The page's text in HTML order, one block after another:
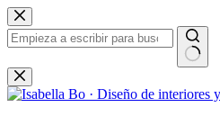
Saltar
al
contenido
Sin
resultados